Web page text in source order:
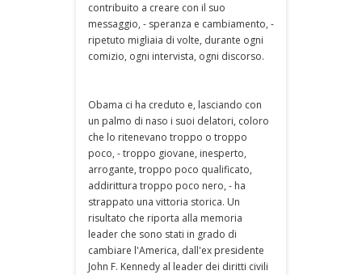
contribuito a creare con il suo
messaggio, - speranza e cambiamento, -
ripetuto migliaia di volte, durante ogni
comizio, ogni intervista, ogni discorso.
Obama ci ha creduto e, lasciando con
un palmo di naso i suoi delatori, coloro
che lo ritenevano troppo o troppo
poco, - troppo giovane, inesperto,
arrogante, troppo poco qualificato,
addirittura troppo poco nero, - ha
strappato una vittoria storica. Un
risultato che riporta alla memoria
leader che sono stati in grado di
cambiare l'America, dall'ex presidente
John F. Kennedy al leader dei diritti civili